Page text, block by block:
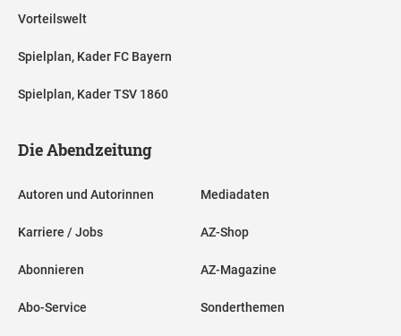
Vorteilswelt
Spielplan, Kader FC Bayern
Spielplan, Kader TSV 1860
Die Abendzeitung
Autoren und Autorinnen
Karriere / Jobs
Abonnieren
Abo-Service
Mediadaten
AZ-Shop
AZ-Magazine
Sonderthemen